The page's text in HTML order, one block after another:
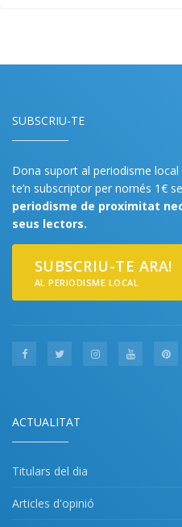
SUBSCRIU-TE
Dona suport al periodisme
te’n subscriptor per només 1€
periodisme de proximitat
seus lectors.
SUBSCRIU-TE ARA!
AL PERIODISME LOCAL
ACTUALITAT
Titulars del dia
Articles d'opinió